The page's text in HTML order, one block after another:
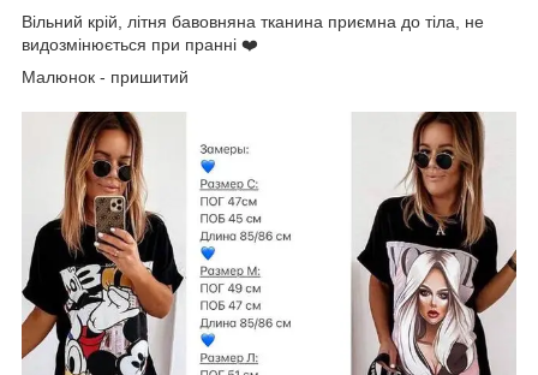
Вільний крій, літня бавовняна тканина приємна до тіла, не
видозмінюється при пранні ❤️
Малюнок - пришитий